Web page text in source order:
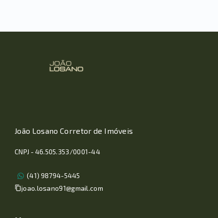
João Losano Corretor de Imóveis
CNPJ - 46.505.353/0001-44
(41) 98794-5445
joao.losano91@gmail.com